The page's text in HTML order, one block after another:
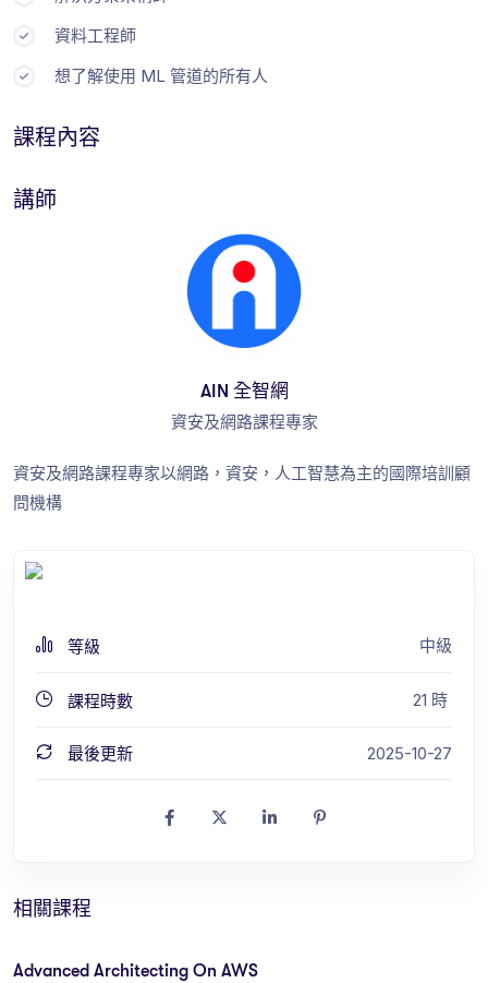
資料工程師
想了解使用 ML 管道的所有人
課程內容
講師
AIN 全智網
資安及網路課程專家
資安及網路課程專家以網路，資安，人工智慧為主的國際培訓顧
問機構
等級 中級
課程時數 21 時
最後更新 2025-10-27
相關課程
Advanced Architecting On AWS